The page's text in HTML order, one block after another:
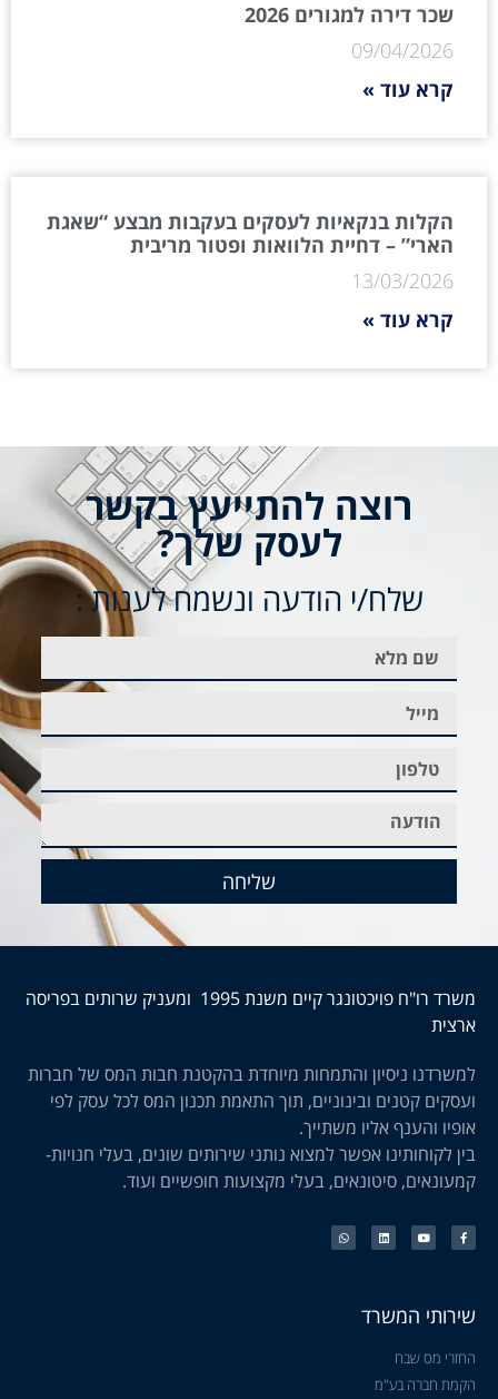
שכר דירה למגורים 2026
09/04/2026
קרא עוד »
הקלות בנקאיות לעסקים בעקבות מבצע “שאגת
הארי” – דחיית הלוואות ופטור מריבית
13/03/2026
קרא עוד »
רוצה להתייעץ בקשר
לעסק שלך?
שלח/י הודעה ונשמח לענות :
שליחה
משרד רו"ח פויכטונגר קיים משנת 1995 ומעניק שרותים בפריסה
ארצית
למשרדנו ניסיון והתמחות מיוחדת בהקטנת חבות המס של חברות
ועסקים קטנים ובינוניים, תוך התאמת תכנון המס לכל עסק לפי
אופיו והענף אליו משתייך.
בין לקוחותינו אפשר למצוא נותני שירותים שונים, בעלי חנויות-
קמעונאים, סיטונאים, בעלי מקצועות חופשיים ועוד.
שירותי המשרד
החזרי מס שבח
הקמת חברה בע"מ